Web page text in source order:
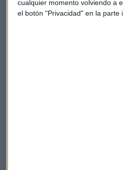
cualquier momento volviendo a
el botón "Privacidad" en la parte
Eurasia, especialmente Turquía.